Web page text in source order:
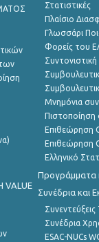
Στατιστικές
Πλαίσιο
Γλωσσάρι
Φορείς του
Μνημόνια
Πιστοποίηση
Επιθεώρηση
Επιθεώρηση
Ελληνικό
Προγράμματα
Συνέδρια και
Συνέδρια
ESAC-NUCs